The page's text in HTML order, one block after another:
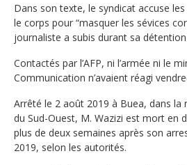
Dans son texte, le syndicat accuse
le corps pour “masquer les sévices
journaliste a subis durant sa détention
Contactés par l’AFP, ni l’armée ni le
Communication n’avaient réagi
Arrêté le 2 août 2019 à Buea, dans la
du Sud-Ouest, M. Wazizi est mort en
plus de deux semaines après son
2019, selon les autorités.